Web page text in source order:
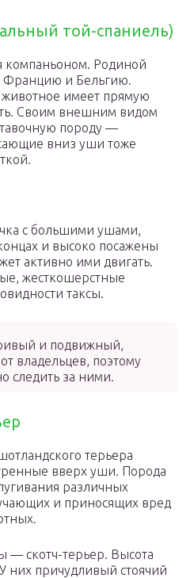
той-спаниель)
компаньоном. Родиной
Францию и Бельгию.
имеет прямую
Своим внешним видом
породу —
вниз уши тоже
с большими ушами,
и высоко посажены
активно ими двигать.
жесткошерстные
таксы.
и подвижный,
владельцев, поэтому
следить за ними.
терьера
вверх уши. Порода
различных
и приносящих вред
— скотч-терьер. Высота
них причудливый стоячий